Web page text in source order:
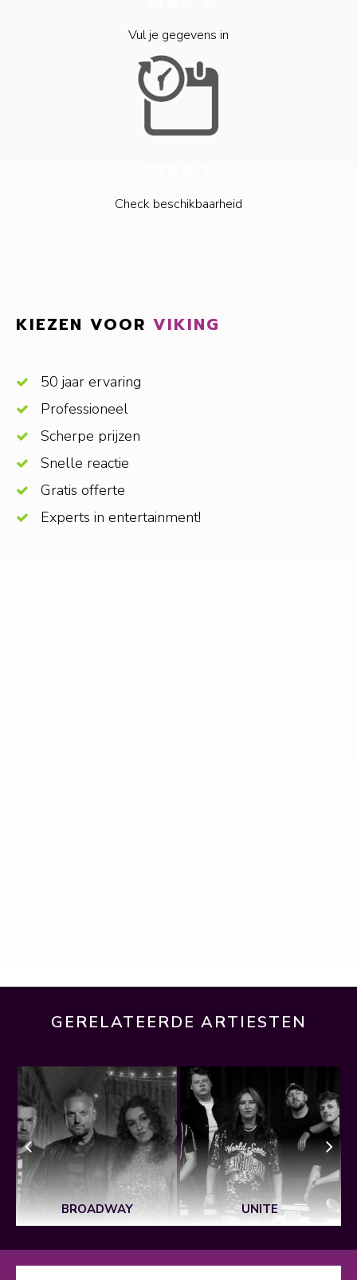
Vul je gegevens in
Check beschikbaarheid
KIEZEN VOOR VIKING
50 jaar ervaring
Professioneel
Scherpe prijzen
Snelle reactie
Gratis offerte
Experts in entertainment!
GERELATEERDE ARTIESTEN
BROADWAY UNITE